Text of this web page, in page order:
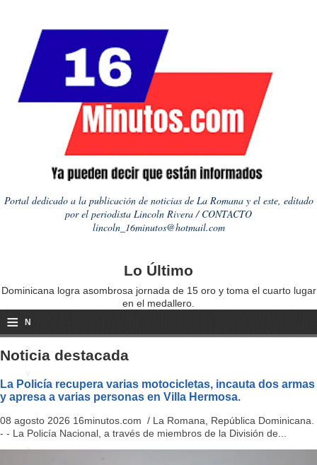
Portal dedicado a la publicación de noticias de La Romana y el este, editado
por el periodista Lincoln Rivera / CONTACTO
lincoln_16minutos@hotmail.com
Lo Último
Dominicana logra asombrosa jornada de 15 oro y toma el cuarto lugar
en el medallero.
≡ N
a
i
g
a
Noticia destacada
La Policía recupera varias motocicletas, incauta dos armas
y apresa a varias personas en Villa Hermosa.
08 agosto 2026 16minutos.com / La Romana, República Dominicana.
- - La Policía Nacional, a través de miembros de la División de...